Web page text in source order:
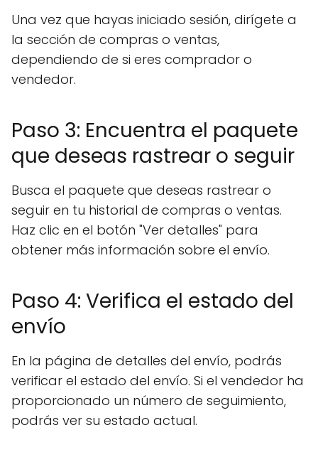
Una vez que hayas iniciado sesión, dirígete a
la sección de compras o ventas,
dependiendo de si eres comprador o
vendedor.
Paso 3: Encuentra el paquete
que deseas rastrear o seguir
Busca el paquete que deseas rastrear o
seguir en tu historial de compras o ventas.
Haz clic en el botón "Ver detalles" para
obtener más información sobre el envío.
Paso 4: Verifica el estado del
envío
En la página de detalles del envío, podrás
verificar el estado del envío. Si el vendedor ha
proporcionado un número de seguimiento,
podrás ver su estado actual.